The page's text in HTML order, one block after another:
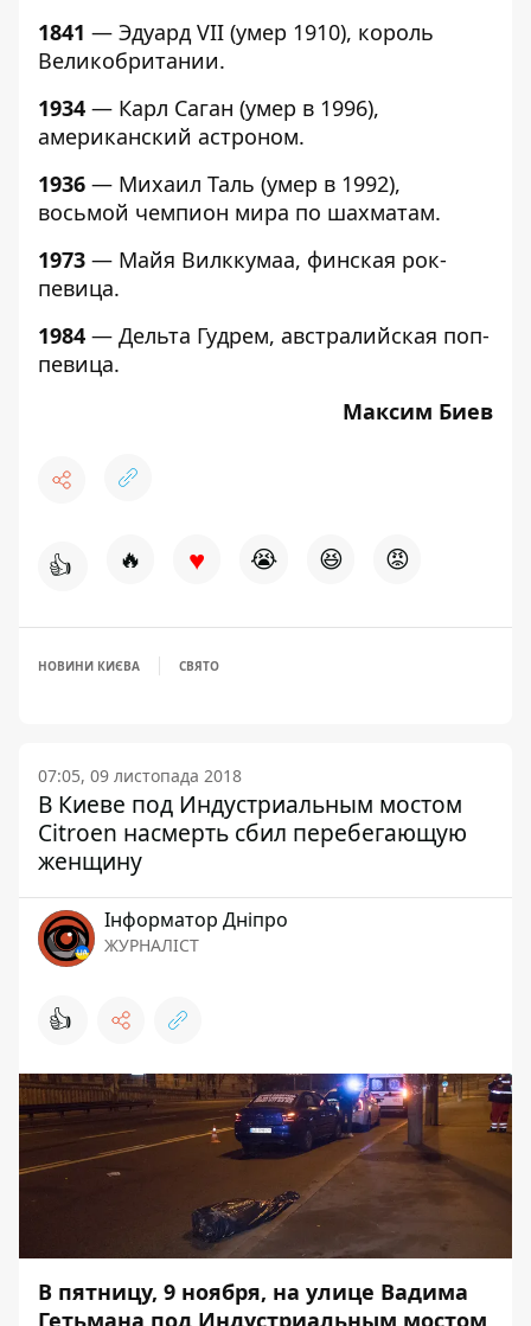
1841 — Эдуард VII (умер 1910), король
Великобритании.
1934 — Карл Саган (умер в 1996),
американский астроном.
1936 — Михаил Таль (умер в 1992),
восьмой чемпион мира по шахматам.
1973 — Майя Вилккумаа, финская рок-
певица.
1984 — Дельта Гудрем, австралийская поп-
певица.
Максим Биев
👍 🔥 ♥ 😭 😆 😡
НОВИНИ КИЄВА СВЯТО
07:05, 09 листопада 2018
В Киеве под Индустриальным мостом
Citroen насмерть сбил перебегающую
женщину
Інформатор Дніпро
ЖУРНАЛІСТ
👍
В пятницу, 9 ноября, на улице Вадима
Гетьмана под Индустриальным мостом